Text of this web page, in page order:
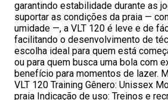
garantindo estabilidade durante as
suportar as condições da praia —
umidade —, a VLT 120 é leve e de
facilitando o desenvolvimento de
escolha ideal para quem está
ou para quem busca uma bola com
benefício para momentos de lazer.
VLT 120 Training Gênero: Unissex
praia Indicação de uso: Treinos e